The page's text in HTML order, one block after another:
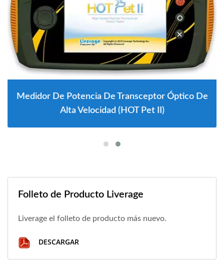
Medidor De Potencia De Transceptor Óptico De
Alta Velocidad (HOT Pet II)
Folleto de Producto Liverage
Liverage el folleto de producto más nuevo.
DESCARGAR